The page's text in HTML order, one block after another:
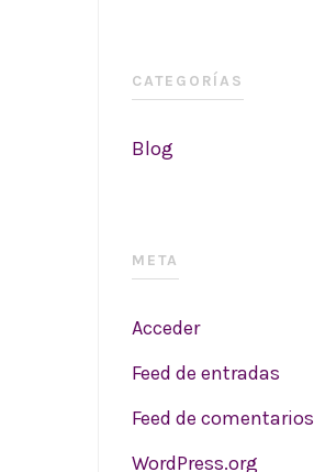
CATEGORÍAS
Blog
META
Acceder
Feed de entradas
Feed de comentarios
WordPress.org